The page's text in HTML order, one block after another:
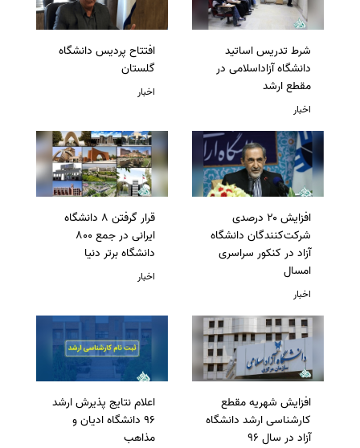
شرط تدریس اساتید
دانشگاه آزاداسلامی در
مقطع ارشد
اخبار
افتتاح پردیس دانشگاه
گلستان
اخبار
افزایش ۲۰ درصدی
شرکت‌کنندگان دانشگاه
آزاد در کنکور سراسری
امسال
اخبار
قرار گرفتن 8 دانشگاه
ایرانی در جمع 800
دانشگاه برتر دنیا
اخبار
افزایش شهریه مقطع
کارشناسی ارشد دانشگاه
آزاد در سال 96
اعلام نتایج پذیرش ارشد
96 دانشگاه ادیان و
مذاهب